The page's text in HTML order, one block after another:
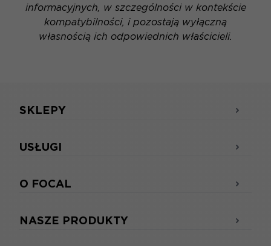
informacyjnych, w szczególności w kontekście
kompatybilności, i pozostają wyłączną
własnością ich odpowiednich właścicieli.
SKLEPY
USŁUGI
O FOCAL
NASZE PRODUKTY